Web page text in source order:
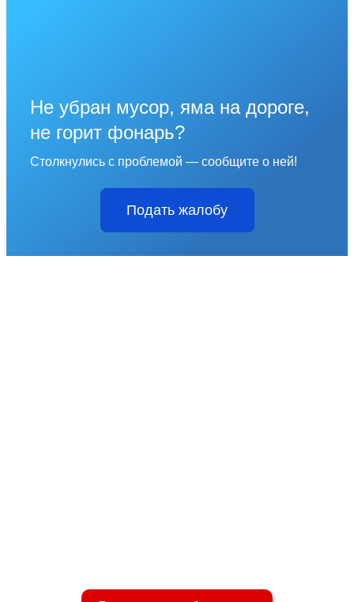
Не убран мусор, яма на дороге,
не горит фонарь?
Столкнулись с проблемой — сообщите о ней!
Подать жалобу